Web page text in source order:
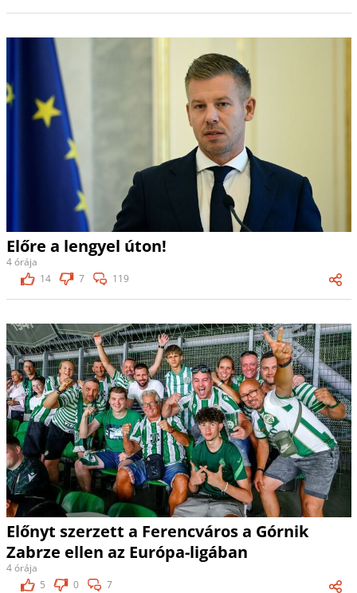
Előre a lengyel úton!
4 órája
14
7 119
Előnyt szerzett a Ferencváros a Górnik
Zabrze ellen az Európa-ligában
4 órája
5
0 7